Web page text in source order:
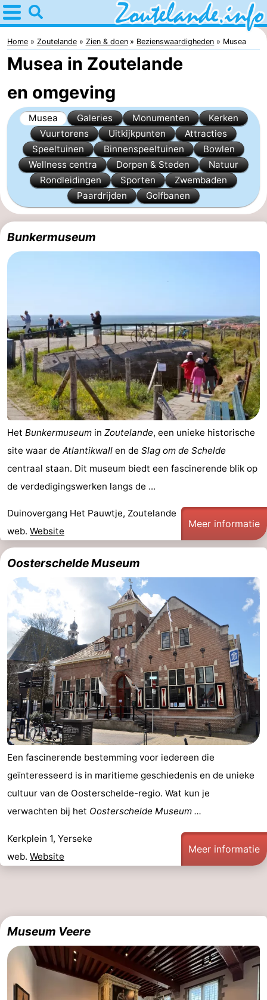
Home
Zoutelande
Tips
Voor
kinderen
Webcam
Webcam
Langstraat
Webcam
Strand
Overnachten
Bed
breakfasts)
Hotels
Vakantiehuizen
Last
minutes
Strand
Zien
doen
-
Monumenten
-
Kerken
Vuurtorens
Uitkijkpunten
Attracties
-
Speeltuinen
-
Binnenspeeltuinen
-
Bowlen
Wellness
&
Natuur
Rondleidingen
Sporten
Fietsen
-
Wandelen
-
Paardrijden
Home Zoutelande Zien & doen Bezienswaardigheden Musea
Musea in Zoutelande
en omgeving
Musea Galeries Monumenten
Kerken
Vuurtorens
Uitkijkpunten
Attracties
Speeltuinen
Binnenspeeltuinen
Bowlen
Wellness centra
Dorpen & Steden
Natuur
Rondleidingen
Sporten
Zwembaden
Paardrijden
Golfbanen
Bunkermuseum
Het Bunkermuseum in Zoutelande, een unieke historische
site waar de Atlantikwall en de Slag om de Schelde
centraal staan. Dit museum biedt een fascinerende blik op
de verdedigingswerken langs de ...
Duinovergang Het Pauwtje, Zoutelande
web. Website
Meer informatie
Oosterschelde Museum
Een fascinerende bestemming voor iedereen die
geïnteresseerd is in maritieme geschiedenis en de unieke
cultuur van de Oosterschelde-regio. Wat kun je
verwachten bij het Oosterschelde Museum ...
Kerkplein 1, Yerseke
web. Website
Meer informatie
Museum Veere